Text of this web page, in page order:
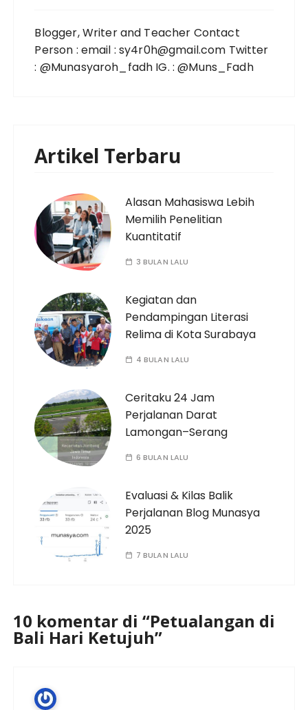
Blogger, Writer and Teacher Contact
Person : email : sy4r0h@gmail.com Twitter
: @Munasyaroh_fadh IG. : @Muns_Fadh
Artikel Terbaru
Alasan Mahasiswa Lebih
Memilih Penelitian
Kuantitatif
3 BULAN LALU
Kegiatan dan
Pendampingan Literasi
Relima di Kota Surabaya
4 BULAN LALU
Ceritaku 24 Jam
Perjalanan Darat
Lamongan–Serang
6 BULAN LALU
Evaluasi & Kilas Balik
Perjalanan Blog Munasya
2025
7 BULAN LALU
10 komentar di “Petualangan di
Bali Hari Ketujuh”